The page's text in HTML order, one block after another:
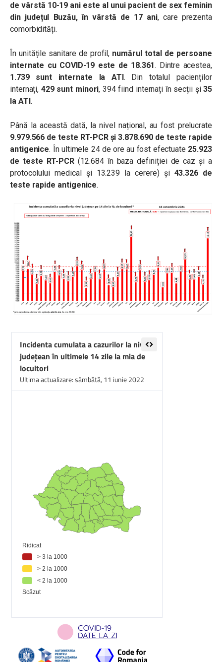
de vârstă 10-19 ani este al unui pacient de sex feminin
din județul Buzău, în vârstă de 17 ani, care prezenta
comorbidități.
În unitățile sanitare de profil, numărul total de persoane
internate cu COVID-19 este de 18.361. Dintre acestea,
1.739 sunt internate la ATI. Din totalul pacienților
internați, 429 sunt minori, 394 fiind internați în secții și35
la ATI.
Până la această dată, la nivel național, au fost prelucrate
9.979.566 de teste RT-PCR și 3.878.690 de teste rapide
antigenice. În ultimele 24 de ore au fost efectuate 25.923
de teste RT-PCR (12.684 în baza definiției de caz și a
protocolului medical și 13.239 la cerere) și 43.326 de
teste rapide antigenice.